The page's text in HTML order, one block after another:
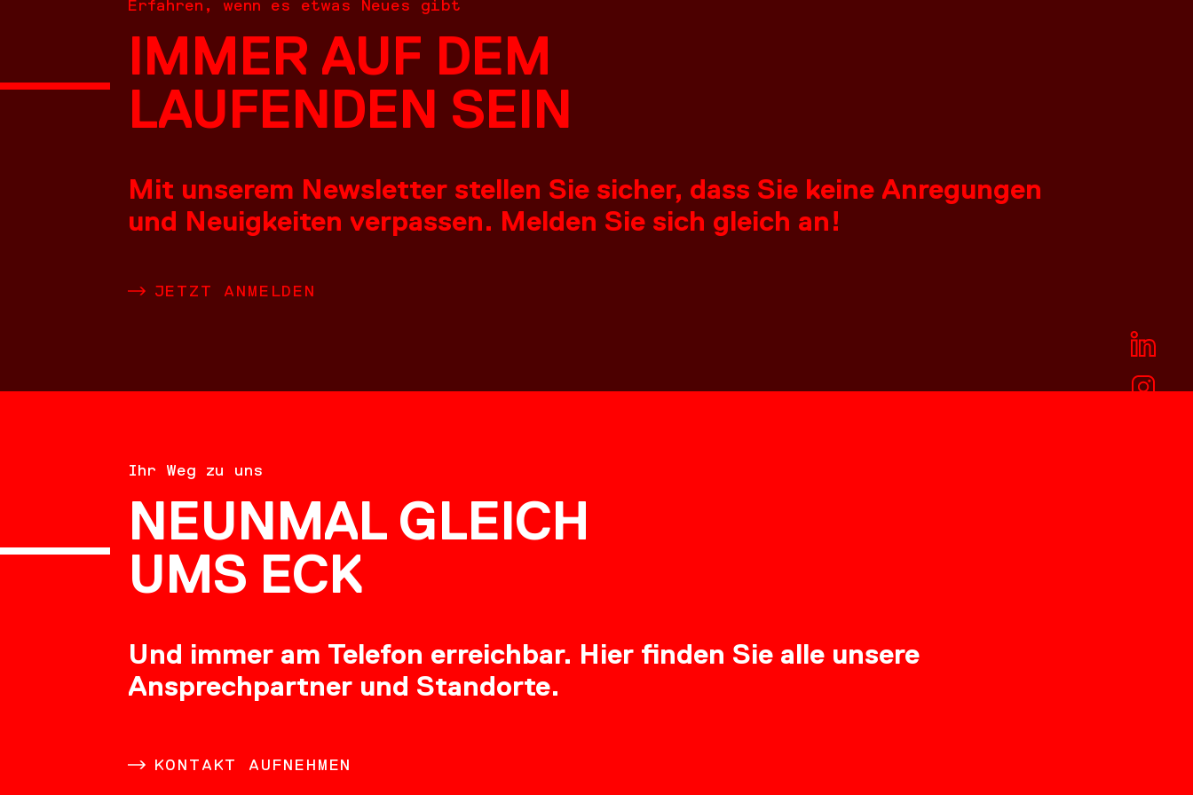
NEUES
LEISTUNGEN
BERATUNG
KARRIERE
DOWNLOADS
Erfahren, wenn es etwas Neues gibt
IMMER AUF DEM
LAUFENDEN SEIN
Mit unserem Newsletter stellen Sie sicher, dass Sie keine Anregungen
und Neuigkeiten verpassen. Melden Sie sich gleich an!
JETZT ANMELDEN
Ihr Weg zu uns
NEUNMAL GLEICH
UMS ECK
Und immer am Telefon erreichbar. Hier finden Sie alle unsere
Ansprechpartner und Standorte.
KONTAKT AUFNEHMEN